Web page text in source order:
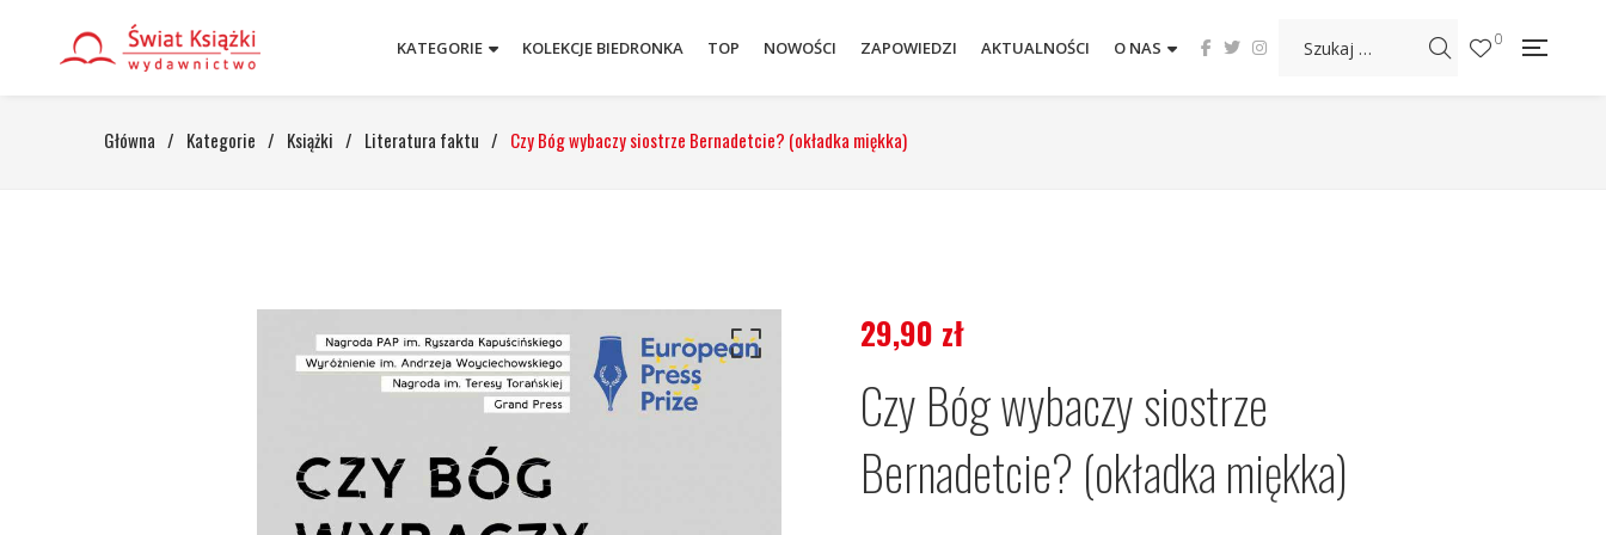
KATEGORIE KOLEKCJE BIEDRONKA TOP NOWOŚCI ZAPOWIEDZI AKTUALNOŚCI O NAS 0
Główna / Kategorie / Książki / Literatura faktu / Czy Bóg wybaczy siostrze Bernadetcie? (okładka miękka)
29,90 zł
Czy Bóg wybaczy siostrze
Bernadetcie? (okładka miękka)